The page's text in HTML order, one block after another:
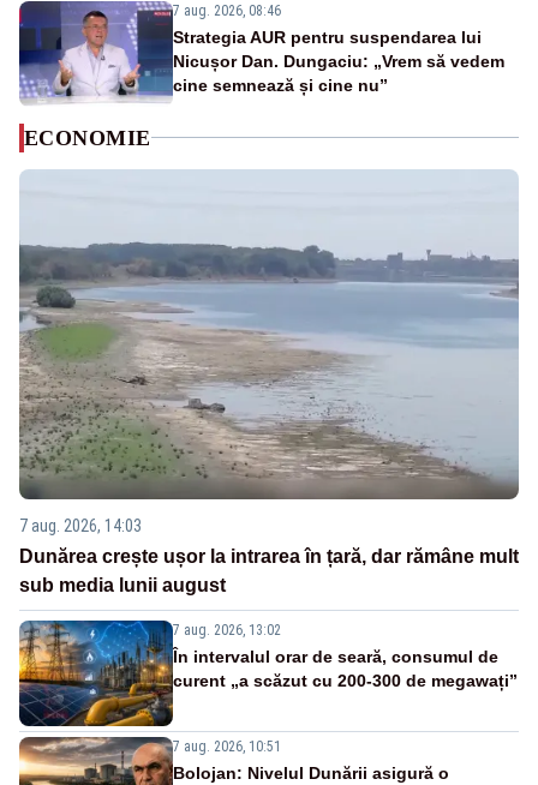
7 aug. 2026, 08:46
Strategia AUR pentru suspendarea lui
Nicușor Dan. Dungaciu: „Vrem să vedem
cine semnează și cine nu”
ECONOMIE
7 aug. 2026, 14:03
Dunărea crește ușor la intrarea în țară, dar rămâne mult
sub media lunii august
7 aug. 2026, 13:02
În intervalul orar de seară, consumul de
curent „a scăzut cu 200-300 de megawați”
7 aug. 2026, 10:51
Bolojan: Nivelul Dunării asigură o